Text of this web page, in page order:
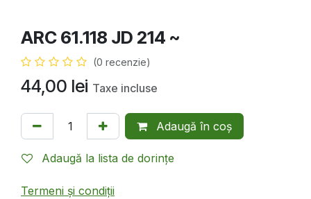
ARC 61.118 JD 214 ~
(0 recenzie)
44,00 lei Taxe incluse
Adaugă în coș
Adaugă la lista de dorințe
Termeni și condiții